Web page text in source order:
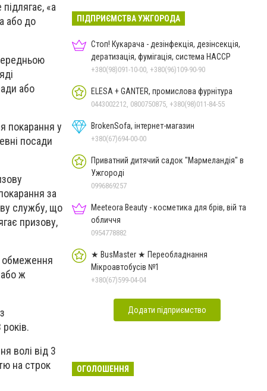
«а
або до
або
покарання у
посади
за
службу, що
призову,
обмеження
ж
волі від 3
на строк
полеглим захисником
Артемом Ромчаком
19 липня
ПІДПРИЄМСТВА УЖГОРОДА
Стоп! Кукарача - дезінфекція, дезінсекція,
дератизація, фумігація, система HACCP
+380(98)091-10-00, +380(96)109-90-90
ELESA + GANTER, промислова фурнітура
0443002212, 0800750875, +380(98)011-84-55
BrokenSofa, інтернет-магазин
+380(67)694-00-00
Приватний дитячий садок "Мармеландія" в
Ужгороді
0996869257
Meeteora Beauty - косметика для брів, вій та
обличчя
0954778882
★ BusMaster ★ Переобладнання
Мікроавтобусів №1
+380(67)599-04-04
Додати підприємство
ОГОЛОШЕННЯ